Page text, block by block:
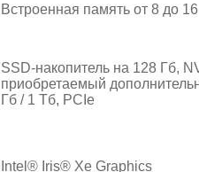
Встроенная память от 8 до
SSD-накопитель на 128 Гб,
приобретаемый
Гб / 1 Тб, PCIe
Intel® Iris® Xe Graphics